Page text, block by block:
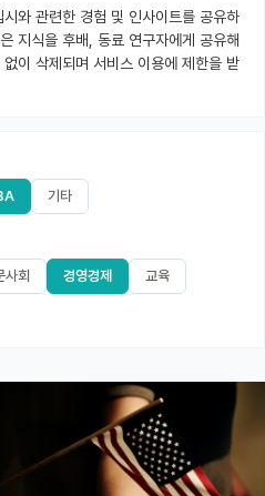
와 관련한 경험 및 인사이트를 공유하
지식을 후배, 동료 연구자에게 공유해
이 삭제되며 서비스 이용에 제한을 받
기타
사회 경영경제 교육